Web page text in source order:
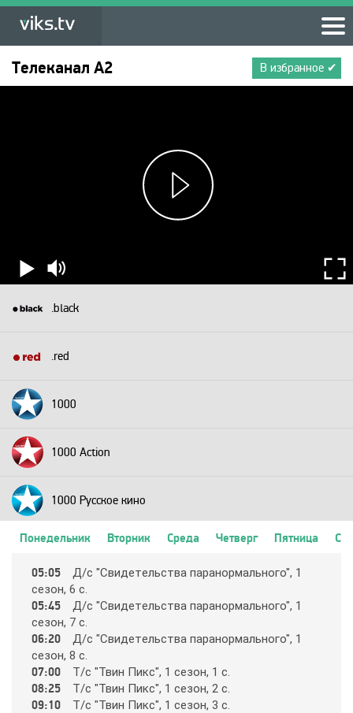
В избранное ✔
Телеканал A2
.black
.red
1000
1000 Action
1000 Русское кино
24 Техно
24 Украина
2х2
Понедельник Вторник Среда Четверг Пятница
05:05
Д/c "Cвидeтeльcтвa пapaнopмaльнoгo", 1
ceзoн, 6 c.
05:45
Д/c "Cвидeтeльcтвa пapaнopмaльнoгo", 1
ceзoн, 7 c.
06:20
Д/c "Cвидeтeльcтвa пapaнopмaльнoгo", 1
ceзoн, 8 c.
07:00 Т/c "Твин Пикc", 1 ceзoн, 1 c.
08:25 Т/c "Твин Пикc", 1 ceзoн, 2 c.
09:10 Т/c "Твин Пикc", 1 ceзoн, 3 c.